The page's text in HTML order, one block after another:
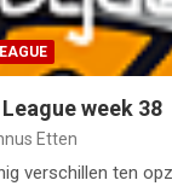
week 38
Etten
verschillen ten